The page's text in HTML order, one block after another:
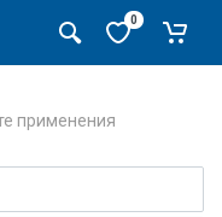
0
применения